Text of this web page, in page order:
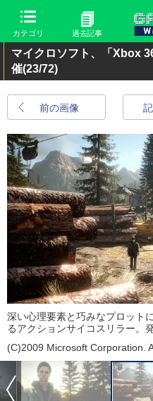
カテゴリ 過去記事
マイクロソフト、「Xbox
催(23/72)
前の画像
深い心理要素と巧みなプロット
るアクションサイコスリラー。
(C)2009 Microsoft Corporation.